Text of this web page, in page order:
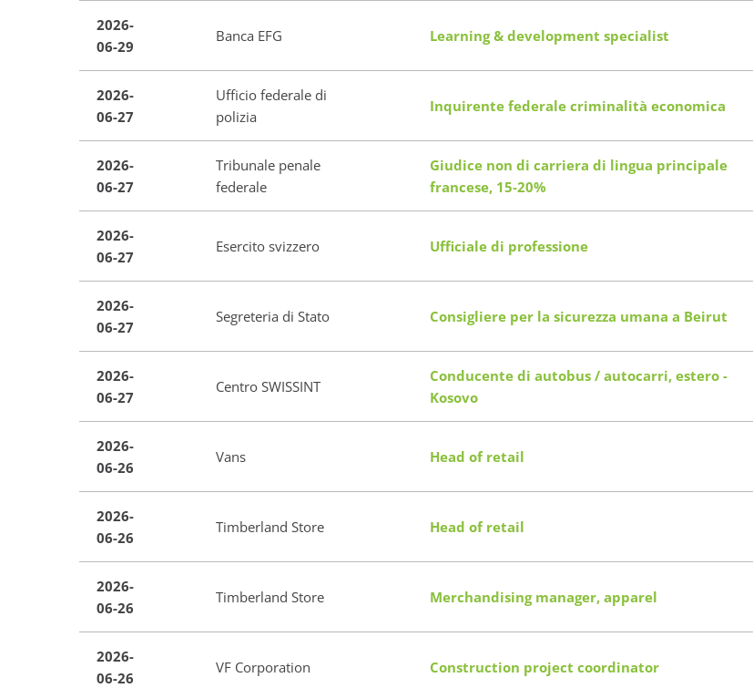
2026-
06-29
Banca EFG Learning & development specialist
2026-
06-27
Ufficio federale di
polizia
Inquirente federale criminalità economica
2026-
06-27
Tribunale penale
federale
Giudice non di carriera di lingua principale
francese, 15-20%
2026-
06-27
Esercito svizzero Ufficiale di professione
2026-
06-27
Segreteria di Stato Consigliere per la sicurezza umana a Beirut
2026-
06-27
Centro SWISSINT
Conducente di autobus / autocarri, estero -
Kosovo
2026-
06-26
Vans Head of retail
2026-
06-26
Timberland Store Head of retail
2026-
06-26
Timberland Store Merchandising manager, apparel
2026-
06-26
VF Corporation Construction project coordinator